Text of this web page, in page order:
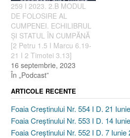
259 I 2023. 2.B MODUL
DE FOLOSIRE AL
CUMPENEI. ECHILIBRUL
ȘI STATUL ÎN CUMPĂNĂ
[2 Petru 1.5 I Marcu 6.19-
21 I 2 Timotei 3.13]
16 septembrie, 2023
În „Podcast”
ARTICOLE RECENTE
Foaia Creștinului Nr. 554 I D. 21
Foaia Creștinului Nr. 553 I D. 14
Foaia Creștinului Nr. 552 I D. 7 Iunie